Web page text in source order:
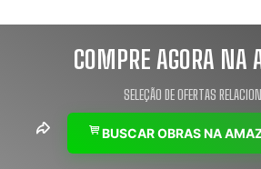
COMPRE AGORA NA
SELEÇÃO DE OFERTAS
BUSCAR OBRAS NA